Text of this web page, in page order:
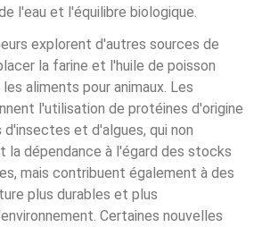
l'eau et l'équilibre biologique.
explorent d'autres sources de
la farine et l'huile de poisson
aliments pour animaux. Les
l'utilisation de protéines d'origine
et d'algues, qui non
la dépendance à l'égard des stocks
mais contribuent également à des
plus durables et plus
Certaines nouvelles